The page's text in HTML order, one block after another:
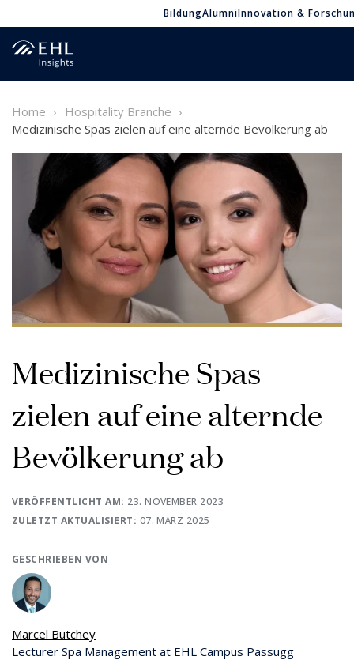
BildungAlumniInnovation &
Home
Hospitality Branche
Medizinische Spas zielen auf eine alternde Bevölkerung ab
Medizinische Spas
zielen auf eine alternde
Bevölkerung ab
VERÖFFENTLICHT AM: 23. NOVEMBER 2023
ZULETZT AKTUALISIERT: 07. MÄRZ 2025
GESCHRIEBEN VON
Marcel Butchey
Lecturer Spa Management at EHL Campus Passugg